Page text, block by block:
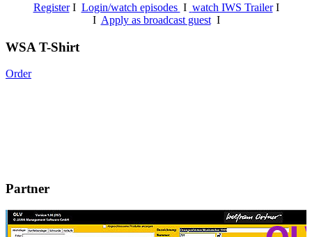
RegisterI Login/watch episodes I watch IWS TrailerI
I Apply as broadcast guestI
WSA T-Shirt
Order
Partner